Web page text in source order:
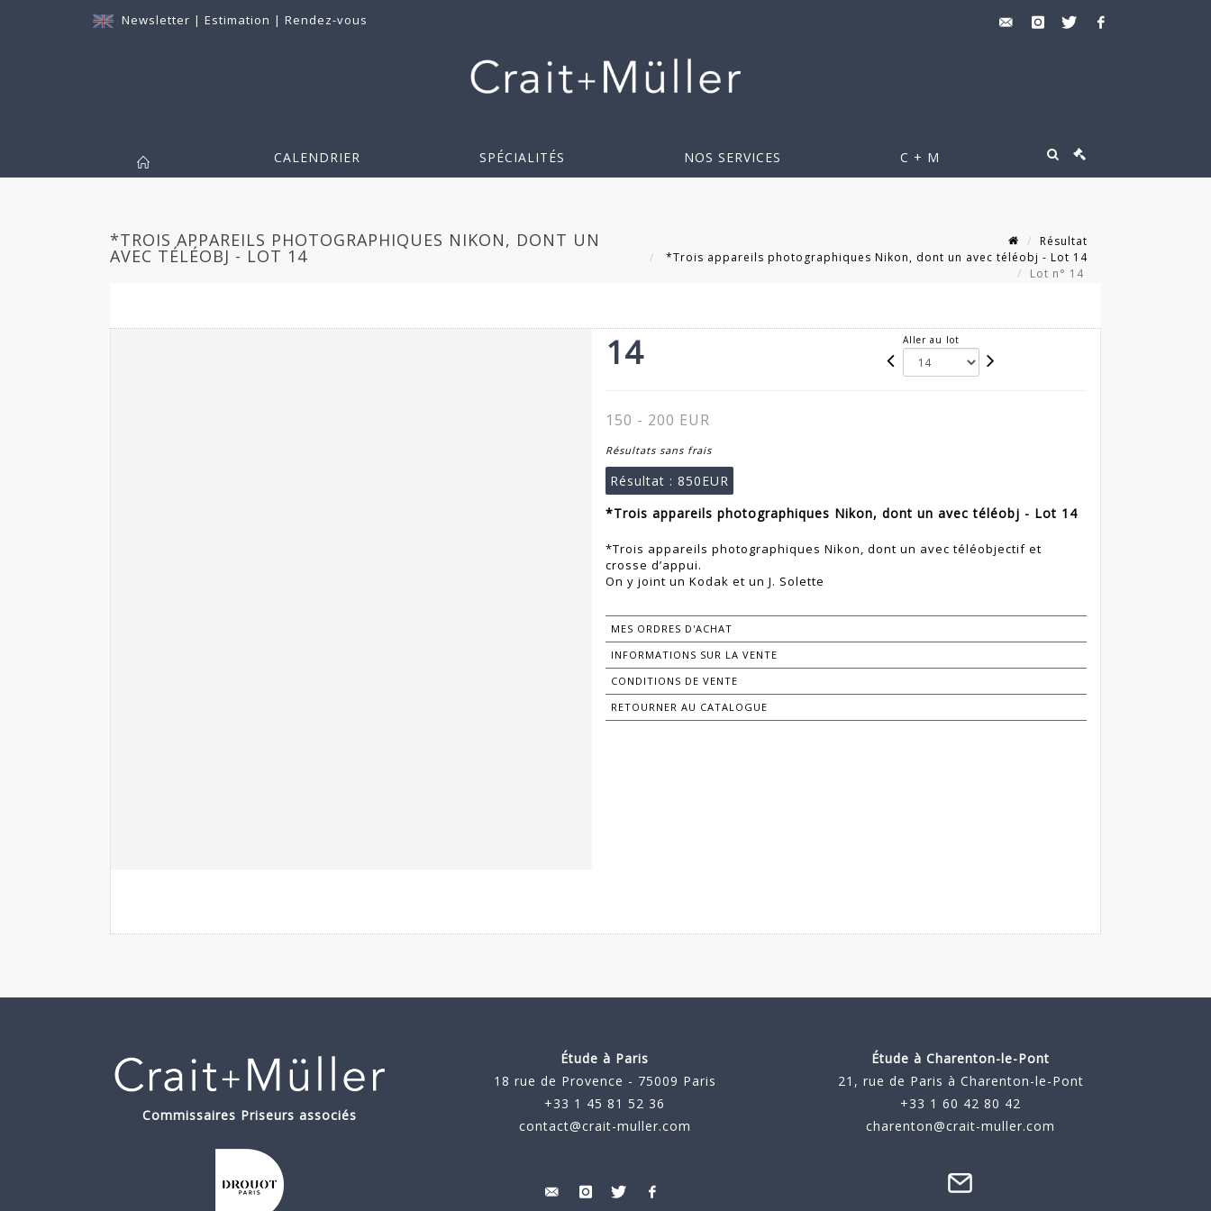
Newsletter | Estimation | Rendez-vous
CALENDRIER SPÉCIALITÉS NOS SERVICES C + M
*TROIS APPAREILS PHOTOGRAPHIQUES NIKON, DONT UN
AVEC TÉLÉOBJ - LOT 14
Résultat
*Trois appareils photographiques Nikon, dont un avec téléobj - Lot 14
Lot n° 14
14 Aller au lot
150 - 200 EUR
Résultats sans frais
Résultat : 850EUR
*Trois appareils photographiques Nikon, dont un avec téléobj - Lot 14
*Trois appareils photographiques Nikon, dont un avec téléobjectif et
crosse d’appui.
On y joint un Kodak et un J. Solette
MES ORDRES D'ACHAT
INFORMATIONS SUR LA VENTE
CONDITIONS DE VENTE
RETOURNER AU CATALOGUE
Commissaires Priseurs associés
Étude à Paris
18 rue de Provence - 75009 Paris
+33 1 45 81 52 36
contact@crait-muller.com
Étude àCharenton-le-Pont
21, rue de Paris à Charenton-le-Pont
+33 1 60 42 80 42
charenton@crait-muller.com